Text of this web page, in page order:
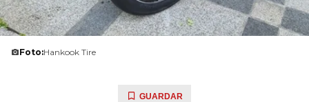
Foto:Hankook Tire
GUARDAR